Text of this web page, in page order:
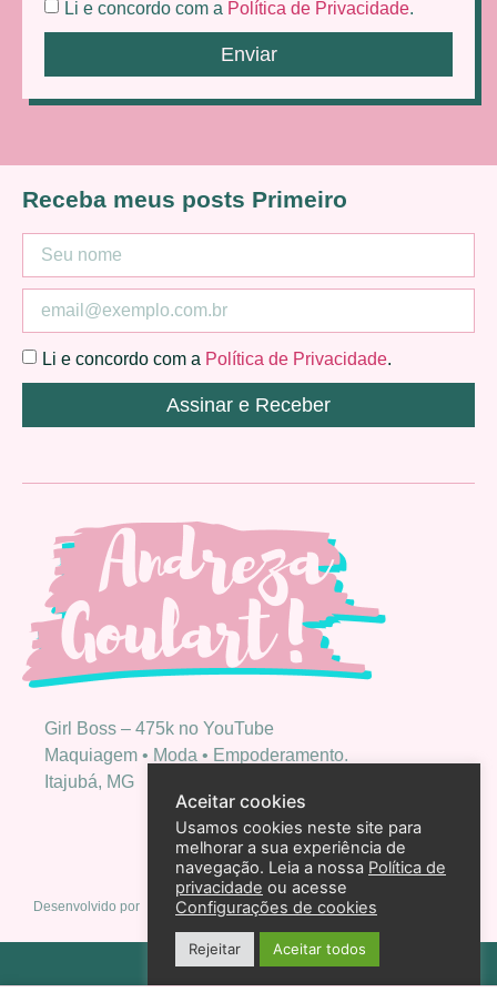
Li e concordo com a Política de Privacidade.
Enviar
Girl Boss – 475k no YouTube
Maquiagem • Moda • Empoderamento.
Itajubá, MG
Receba meus posts Primeiro
Li e concordo com a Política de Privacidade.
Assinar e Receber
Desenvolvido por
Política de privacidade
Aceitar cookies
Usamos cookies neste site para
melhorar a sua experiência de
navegação. Leia a nossa Política de
privacidade ou acesse
Configurações de cookies
Rejeitar Aceitar todos